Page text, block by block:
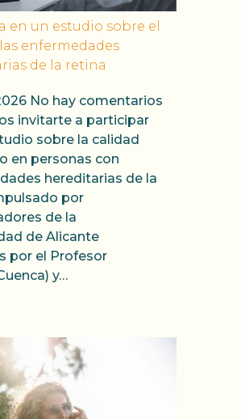
en un estudio sobre el
enfermedades
de la retina
No hay comentarios
invitarte a participar
sobre la calidad
en personas con
hereditarias de la
por
de la
de Alicante
por el Profesor
y…